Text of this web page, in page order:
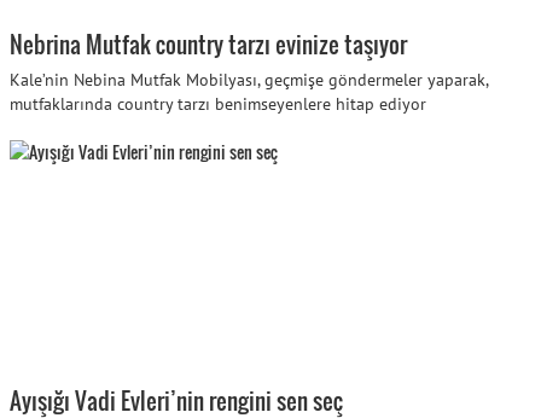
Nebrina Mutfak country tarzı evinize taşıyor
Kale’nin Nebina Mutfak Mobilyası, geçmişe göndermeler yaparak,
mutfaklarında country tarzı benimseyenlere hitap ediyor
Ayışığı Vadi Evleri’nin rengini sen seç